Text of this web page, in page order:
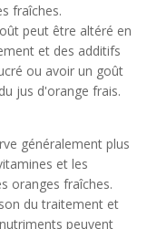
fraîches.
peut être altéré en
et des additifs
ou avoir un goût
jus d'orange frais.
généralement plus
et les
oranges fraîches.
du traitement et
peuvent